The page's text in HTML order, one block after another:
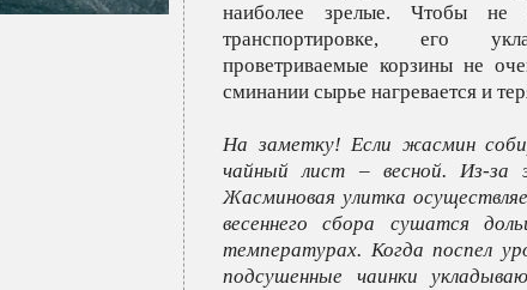
наиболее зрелые. Чтобы не
транспортировке, его
проветриваемые корзины не
сминании сырье нагревается и
На заметку! Если жасмин
чайный лист – весной. Из-за
Жасминовая улитка
весеннего сбора сушатся
температурах. Когда поспел
подсушенные чаинки